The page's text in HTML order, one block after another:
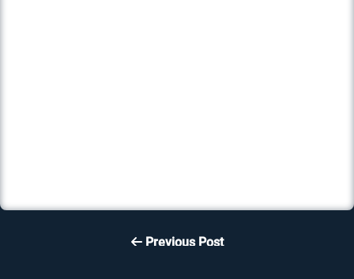
Previous Post